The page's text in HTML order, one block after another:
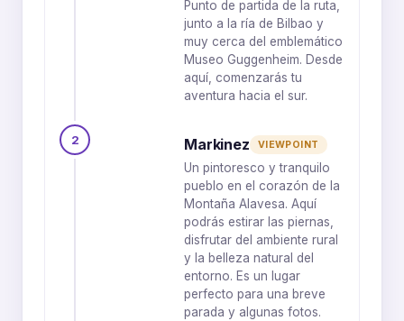
Punto de partida de la ruta,
junto a la ría de Bilbao y
muy cerca del emblemático
Museo Guggenheim. Desde
aquí, comenzarás tu
aventura hacia el sur.
2 Markinez VIEWPOINT
Un pintoresco y tranquilo
pueblo en el corazón de la
Montaña Alavesa. Aquí
podrás estirar las piernas,
disfrutar del ambiente rural
y la belleza natural del
entorno. Es un lugar
perfecto para una breve
parada y algunas fotos.